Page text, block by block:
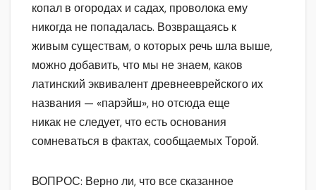
копал в огородах и садах, проволока ему
никогда не попадалась. Возвращаясь к
живым существам, о которых речь шла выше,
можно добавить, что мы не знаем, каков
латинский эквивалент древнееврейского их
названия — «парэйш», но отсюда еще
никак не следует, что есть основания
сомневаться в фактах, сообщаемых Торой.
ВОПРОС: Верно ли, что все сказанное